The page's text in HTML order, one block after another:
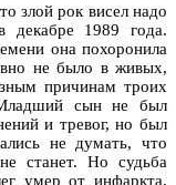
злой рок висел надо
1989 года.
она похоронила
не было в живых,
причинам троих
сын не был
и тревог, но был
не думать, что
станет. Но судьба
умер от инфаркта.